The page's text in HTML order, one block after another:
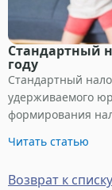
Стандартный
году
Стандартный
удерживаемого
формирования
Читать статью
Возврат к списку